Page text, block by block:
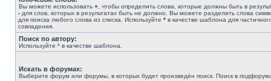
Вы можете использовать + , чтобы определить слова, которые должны быть в
- для слов, которых в результатах быть не должно. Вы можете разделить слова
для поиска любого слова из списка. Используйте * в качестве шаблона для
совпадения.
Поиск по автору:
Используйте * в качестве шаблона.
Искать в форумах:
Выберите форум или форумы, в которых будет произведён поиск. Поиск в